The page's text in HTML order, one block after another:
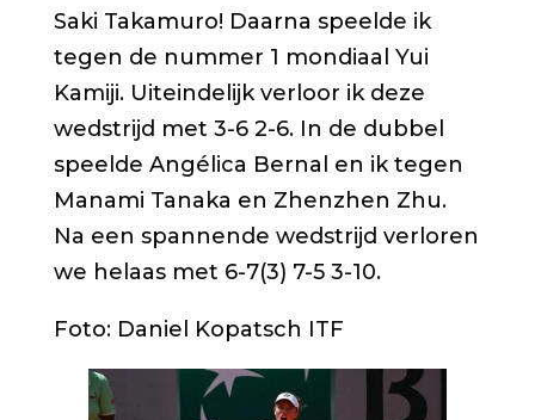
Saki Takamuro! Daarna speelde ik
tegen de nummer 1 mondiaal Yui
Kamiji. Uiteindelijk verloor ik deze
wedstrijd met 3-6 2-6. In de dubbel
speelde Angélica Bernal en ik tegen
Manami Tanaka en Zhenzhen Zhu.
Na een spannende wedstrijd verloren
we helaas met 6-7(3) 7-5 3-10.
Foto: Daniel Kopatsch ITF